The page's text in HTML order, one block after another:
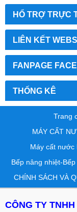
HỔ TRỢ TRỰC
LIÊN KẾT
FANPAGE
THỐNG KÊ
Trang
MÁY CẤT
Máy cất nước
Bếp nâng nhiệt-
CHÍNH SÁCH VÀ
CÔNG TY